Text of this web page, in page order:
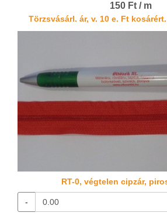
150 Ft / m
Törzsvásárl. ár, v. 10 e. Ft
RT-0, végtelen cipzár,
-